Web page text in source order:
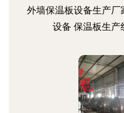
外墙保温板设备生产厂
设备 保温板生产